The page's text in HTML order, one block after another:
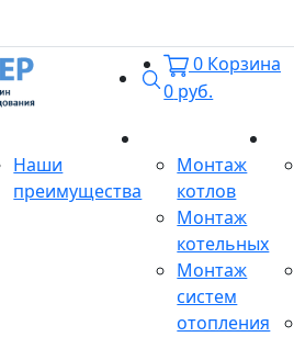
Поиск
0 Корзина
0 руб.
Наши
преимущества
Монтаж
котлов
Монтаж
котельных
Монтаж
систем
отопления